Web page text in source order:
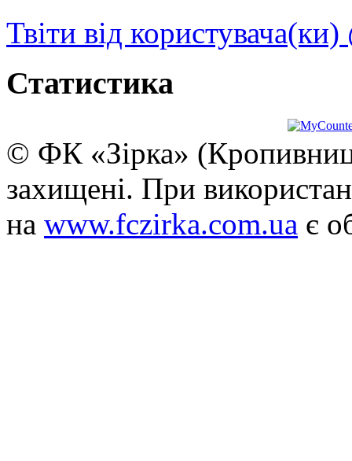
Твіти від
Статистика
© ФК «Зірка»
захищені. При
на www.fczirka.com.ua є